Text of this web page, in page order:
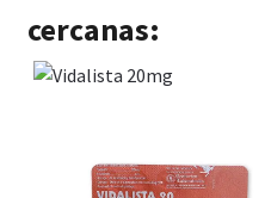
cercanas: